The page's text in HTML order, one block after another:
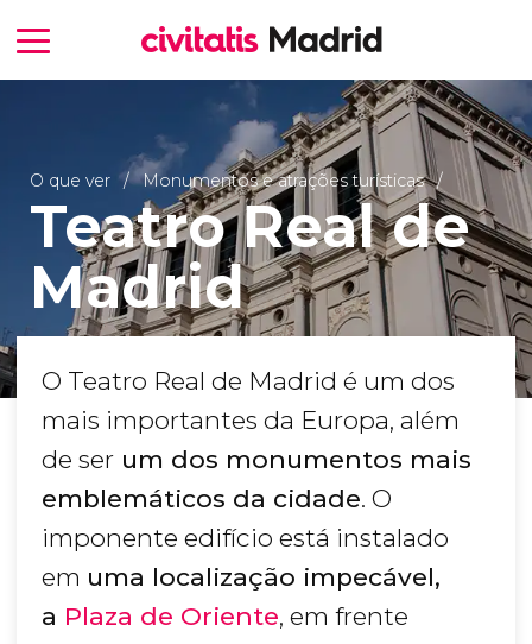
O que ver Monumentos e atrações turísticas
Teatro Real de
Madrid
O Teatro Real de Madrid é um dos
mais importantes da Europa, além
de ser um dos monumentos mais
emblemáticos da cidade. O
imponente edifício está instalado
em uma localização impecável,
a Plaza de Oriente, em frente